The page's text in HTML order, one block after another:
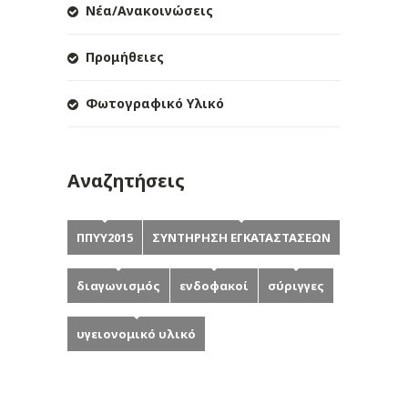
Νέα/Ανακοινώσεις
Προμήθειες
Φωτογραφικό Υλικό
Αναζητήσεις
ΠΠΥΥ2015 ΣΥΝΤΗΡΗΣΗ ΕΓΚΑΤΑΣΤΑΣΕΩΝ
διαγωνισμός ενδοφακοί σύριγγες
υγειονομικό υλικό